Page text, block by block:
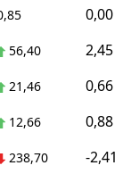
0,00
56,40 2,45
21,46 0,66
12,66 0,88
238,70 -2,41